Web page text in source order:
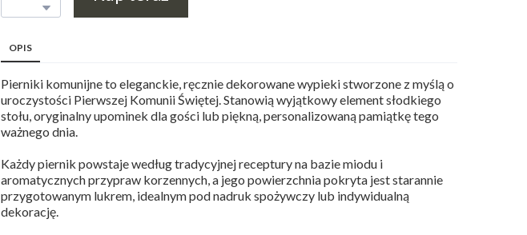
OPIS
Pierniki komunijne to eleganckie, ręcznie dekorowane wypieki stworzone z myślą o
uroczystości Pierwszej Komunii Świętej. Stanowią wyjątkowy element słodkiego
stołu, oryginalny upominek dla gości lub piękną, personalizowaną pamiątkę tego
ważnego dnia.
Każdy piernik powstaje według tradycyjnej receptury na bazie miodu i
aromatycznych przypraw korzennych, a jego powierzchnia pokryta jest starannie
przygotowanym lukrem, idealnym pod nadruk spożywczy lub indywidualną
dekorację.